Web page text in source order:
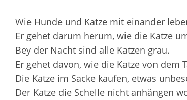
Wie Hunde und Katze mit einander
Er gehet darum herum, wie die Katze
Bey der Nacht sind alle Katzen grau.
Er gehet davon, wie die Katze von dem
Die Katze im Sacke kaufen, etwas
Der Katze die Schelle nicht anhängen